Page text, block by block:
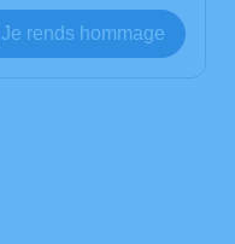
Je rends hommage